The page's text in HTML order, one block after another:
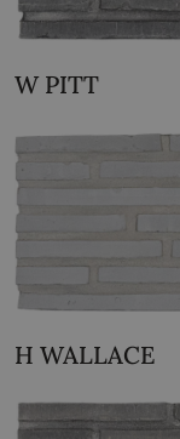
W PITT
H WALLACE